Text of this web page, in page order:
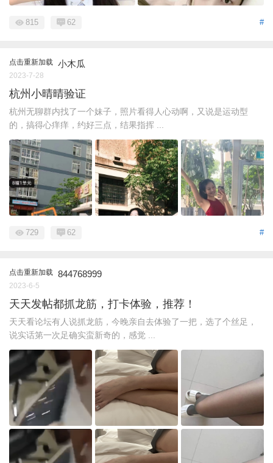
#
815 62
点击重新加载 小木瓜
2023-7-28
杭州小晴晴验证
杭州无聊群内找了一个妹子，照片看得人心动啊，又说是运动型
的，搞得心痒痒，约好三点，结果指挥 ...
#
729 62
点击重新加载 844768999
2023-6-5
天天发帖都抓龙筋，打卡体验，推荐！
天天看论坛有人说抓龙筋，今晚亲自去体验了一把，选了个丝足，
说实话第一次足确实蛮新奇的，感觉 ...